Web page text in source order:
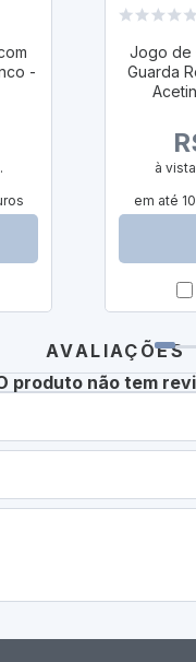
-
Jogo de
Guarda
à
em até
AVALIAÇÕES
produto não tem